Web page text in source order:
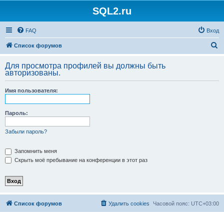
SQL2.ru
FAQ Вход
Список форумов
с
Для просмотра профилей вы должны быть
авторизованы.
Имя пользователя:
Пароль:
Забыли пароль?
Запомнить меня
Скрыть моё пребывание на конференции в этот раз
Список форумов Часовой пояс: UTC+03:00
Удалить cookies